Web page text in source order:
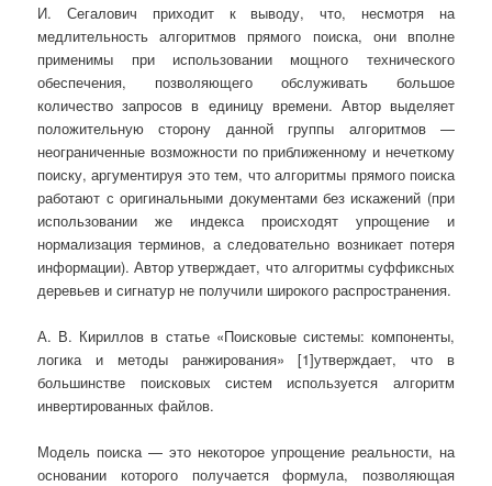
И. Сегалович приходит к выводу, что, несмотря на
медлительность алгоритмов прямого поиска, они вполне
применимы при использовании мощного технического
обеспечения, позволяющего обслуживать большое
количество запросов в единицу времени. Автор выделяет
положительную сторону данной группы алгоритмов —
неограниченные возможности по приближенному и нечеткому
поиску, аргументируя это тем, что алгоритмы прямого поиска
работают с оригинальными документами без искажений (при
использовании же индекса происходят упрощение и
нормализация терминов, а следовательно возникает потеря
информации). Автор утверждает, что алгоритмы суффиксных
деревьев и сигнатур не получили широкого распространения.
А. В. Кириллов в статье «Поисковые системы: компоненты,
логика и методы ранжирования» [1]утверждает, что в
большинстве поисковых систем используется алгоритм
инвертированных файлов.
Модель поиска — это некоторое упрощение реальности, на
основании которого получается формула, позволяющая